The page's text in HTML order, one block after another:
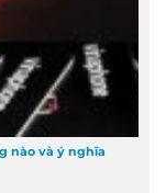
nào và ý nghĩa